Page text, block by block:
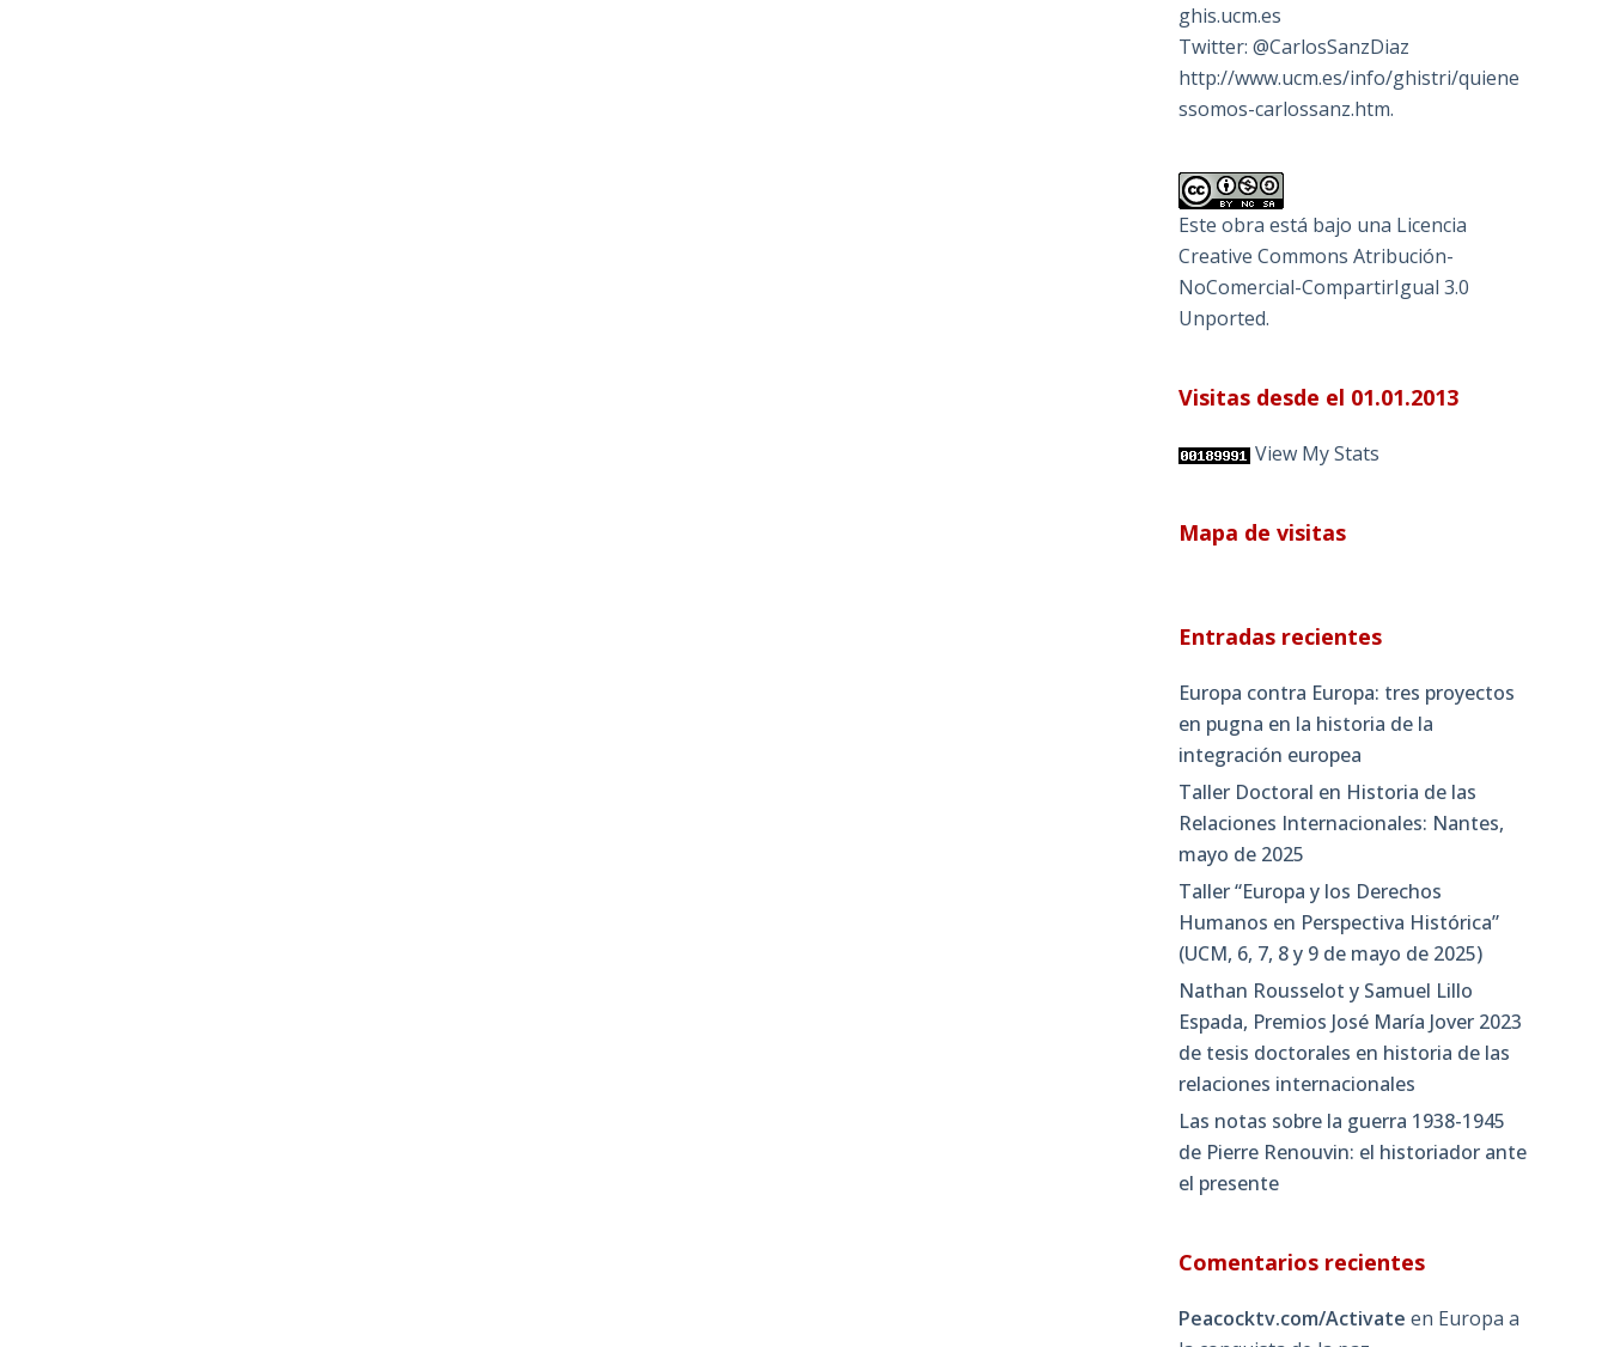
ghis.ucm.es
Twitter: @CarlosSanzDiaz
http://www.ucm.es/info/ghistri/quiene
ssomos-carlossanz.htm.
Este obra está bajo una Licencia
Creative Commons Atribución-
NoComercial-CompartirIgual 3.0
Unported.
Visitas desde el 01.01.2013
View My Stats
Mapa de visitas
Entradas recientes
Europa contra Europa: tres proyectos
en pugna en la historia de la
integración europea
Taller Doctoral en Historia de las
Relaciones Internacionales: Nantes,
mayo de 2025
Taller “Europa y los Derechos
Humanos en Perspectiva Histórica”
(UCM, 6, 7, 8 y 9 de mayo de 2025)
Nathan Rousselot y Samuel Lillo
Espada, Premios José María Jover 2023
de tesis doctorales en historia de las
relaciones internacionales
Las notas sobre la guerra 1938-1945
de Pierre Renouvin: el historiador ante
el presente
Comentarios recientes
Peacocktv.com/Activate en Europa a